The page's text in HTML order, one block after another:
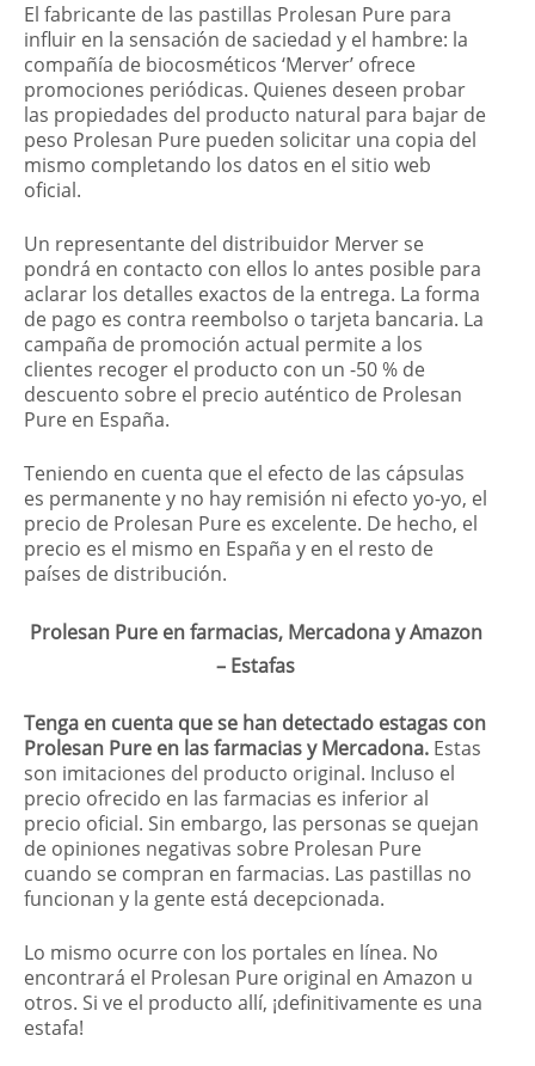
El fabricante de las pastillas Prolesan Pure para
influir en la sensación de saciedad y el hambre: la
compañía de biocosméticos ‘Merver’ ofrece
promociones periódicas. Quienes deseen probar
las propiedades del producto natural para bajar de
peso Prolesan Pure pueden solicitar una copia del
mismo completando los datos en el sitio web
oficial.
Un representante del distribuidor Merver se
pondrá en contacto con ellos lo antes posible para
aclarar los detalles exactos de la entrega. La forma
de pago es contra reembolso o tarjeta bancaria. La
campaña de promoción actual permite a los
clientes recoger el producto con un -50 % de
descuento sobre el precio auténtico de Prolesan
Pure en España.
Teniendo en cuenta que el efecto de las cápsulas
es permanente y no hay remisión ni efecto yo-yo, el
precio de Prolesan Pure es excelente. De hecho, el
precio es el mismo en España y en el resto de
países de distribución.
Prolesan Pure en farmacias, Mercadona y Amazon
– Estafas
Tenga en cuenta que se han detectado estagas con
Prolesan Pure en las farmacias y Mercadona. Estas
son imitaciones del producto original. Incluso el
precio ofrecido en las farmacias es inferior al
precio oficial. Sin embargo, las personas se quejan
de opiniones negativas sobre Prolesan Pure
cuando se compran en farmacias. Las pastillas no
funcionan y la gente está decepcionada.
Lo mismo ocurre con los portales en línea. No
encontrará el Prolesan Pure original en Amazon u
otros. Si ve el producto allí, ¡definitivamente es una
estafa!